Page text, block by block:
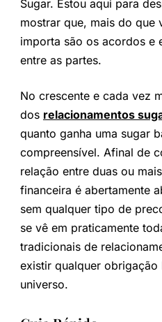
Sugar. Estou aqui para
mostrar que, mais do que
importa são os acordos e
entre as partes.
No crescente e cada vez
dos relacionamentos
quanto ganha uma sugar
compreensível. Afinal de
relação entre duas ou
financeira é abertamente
sem qualquer tipo de
se vê em praticamente
tradicionais de
existir qualquer obrigação
universo.